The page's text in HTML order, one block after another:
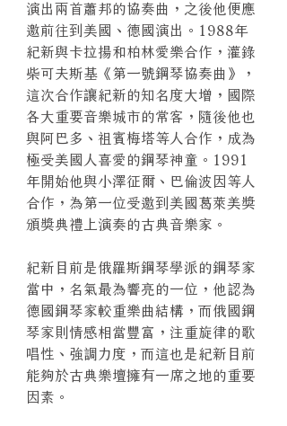
演出兩首蕭邦的協奏曲，之後他便應
邀前往到美國、德國演出。1988年
紀新與卡拉揚和柏林愛樂合作，灌錄
柴可夫斯基《第一號鋼琴協奏曲》，
這次合作讓紀新的知名度大增，國際
各大重要音樂城市的常客，隨後他也
與阿巴多、祖賓梅塔等人合作，成為
極受美國人喜愛的鋼琴神童。1991
年開始他與小澤征爾、巴倫波因等人
合作，為第一位受邀到美國葛萊美獎
頒獎典禮上演奏的古典音樂家。
紀新目前是俄羅斯鋼琴學派的鋼琴家
當中，名氣最為響亮的一位，他認為
德國鋼琴家較重樂曲結構，而俄國鋼
琴家則情感相當豐富，注重旋律的歌
唱性、強調力度，而這也是紀新目前
能夠於古典樂壇擁有一席之地的重要
因素。